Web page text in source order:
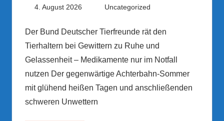
4. August 2026 PRGateway
Uncategorized
Der Bund Deutscher Tierfreunde rät den
Tierhaltern bei Gewittern zu Ruhe und
Gelassenheit – Medikamente nur im Notfall
nutzen Der gegenwärtige Achterbahn-Sommer
mit glühend heißen Tagen und anschließenden
schweren Unwettern